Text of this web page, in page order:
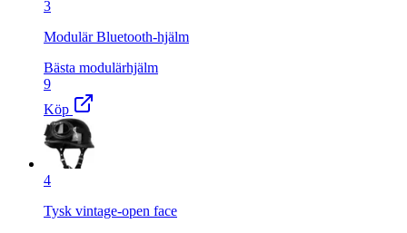
3
Modulär Bluetooth-hjälm
Bästa modulärhjälm
9
Köp
4
Tysk vintage-open face